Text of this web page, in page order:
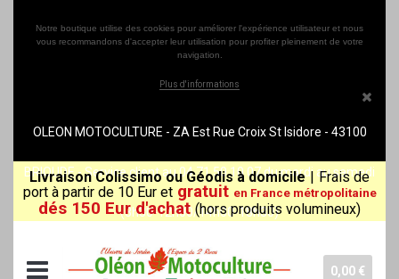
Notre boutique utilise des cookies pour améliorer l'expérience utilisateur et nous
vous recommandons d'accepter leur utilisation pour profiter pleinement de votre
navigation.
Plus d'informations
OLEON MOTOCULTURE - ZA Est Rue Croix St Isidore - 43100
BRIOUDE - Service client au 04 71 50 10 07 du mardi au samedi
(8h30-12h00/14h00-18h30)
Livraison Colissimo ou Géodis à domicile | Frais de
port à partir de 10 Eur et gratuit en France métropolitaine
dés 150 Eur d'achat (hors produits volumineux)
0,00 €